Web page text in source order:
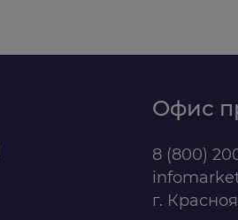
Офис
8 (800)
г.